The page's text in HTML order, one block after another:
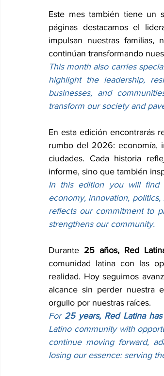
Este mes también tiene un
páginas destacamos el
impulsan nuestras familias,
continúan transformando
This month also carries
highlight the leadership,
businesses, and
transform our society and
En esta edición encontrarás
rumbo del 2026: economía,
ciudades. Cada historia
informe, sino que también
In this edition you will find
economy, innovation,
reflects our commitment to
strengthens our community.
Durante 25 años, Red
comunidad latina con las
realidad. Hoy seguimos
alcance sin perder nuestra
orgullo por nuestras raíces.
For 25 years, Red Latina
Latino community with
continue moving forward,
losing our essence: serving